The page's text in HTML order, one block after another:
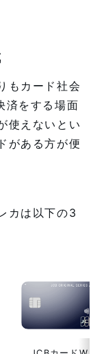
もカード社会
済をする場面
使えないとい
がある方が便
カは以下の3